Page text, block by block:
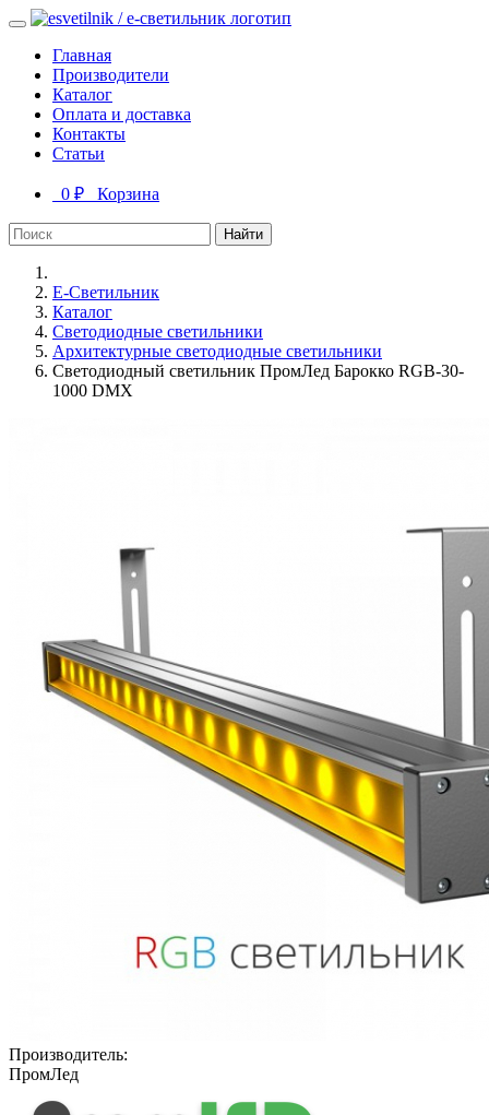
Главная
Производители
Каталог
Оплата и доставка
Контакты
Статьи
0 ₽ Корзина
Найти
Е-Светильник
Каталог
Светодиодные светильники
Архитектурные светодиодные светильники
Светодиодный светильник ПромЛед Барокко RGB-30-
1000 DMX
Производитель:
ПромЛед